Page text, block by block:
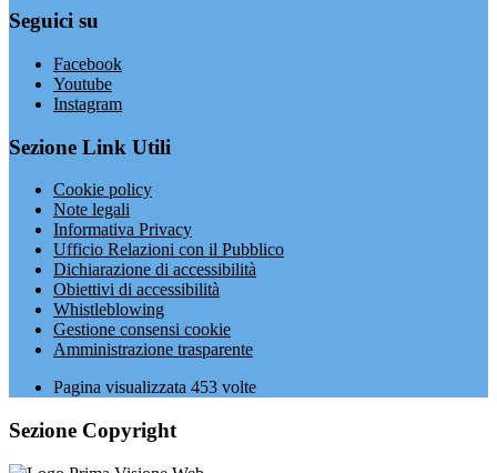
Seguici su
Facebook
Youtube
Instagram
Sezione Link Utili
Cookie policy
Note legali
Informativa Privacy
Ufficio Relazioni con il Pubblico
Dichiarazione di accessibilità
Obiettivi di accessibilità
Whistleblowing
Gestione consensi cookie
Amministrazione trasparente
Pagina visualizzata 453 volte
Sezione Copyright